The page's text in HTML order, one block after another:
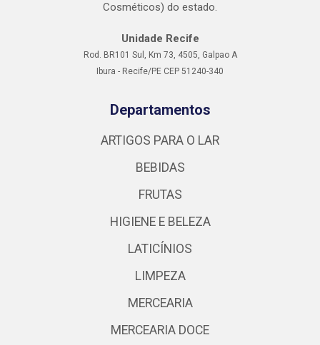
Cosméticos) do estado.
Unidade Recife
Rod. BR101 Sul, Km 73, 4505, Galpao A
Ibura - Recife/PE CEP 51240-340
Departamentos
ARTIGOS PARA O LAR
BEBIDAS
FRUTAS
HIGIENE E BELEZA
LATICÍNIOS
LIMPEZA
MERCEARIA
MERCEARIA DOCE